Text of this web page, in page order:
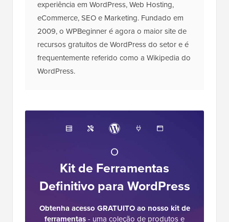
2009, o WPBeginner é agora o maior site de
recursos gratuitos de WordPress do setor e é
frequentemente referido como a Wikipedia do
WordPress.
O
Kit de Ferramentas
Definitivo para WordPress
Obtenha acesso GRATUITO ao nosso kit de
- uma coleção de produtos e
recursos relacionados ao WordPress que
todo profissional deve ter!